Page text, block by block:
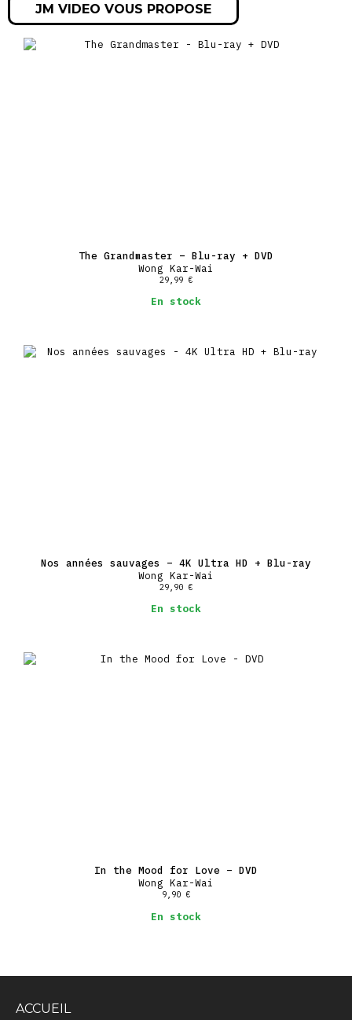
JM VIDEO VOUS PROPOSE
The Grandmaster – Blu-ray + DVD
Wong Kar-Wai
29,99 €
En stock
Nos années sauvages – 4K Ultra HD + Blu-ray
Wong Kar-Wai
29,90 €
En stock
In the Mood for Love – DVD
Wong Kar-Wai
9,90 €
En stock
ACCUEIL